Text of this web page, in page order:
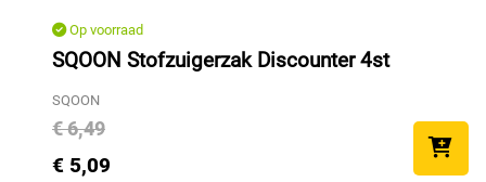
Op voorraad
SQOON Stofzuigerzak Discounter 4st
SQOON
€ 6,49
€ 5,09